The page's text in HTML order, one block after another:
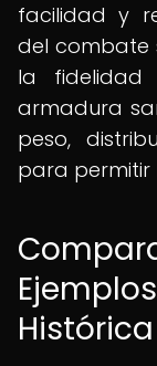
facilidad y
del combate
la
armadura
peso,
para permitir
Histórica